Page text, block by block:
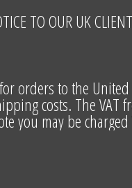
TO OUR UK
orders to the United
costs. The VAT
you may be
HRM Customs.